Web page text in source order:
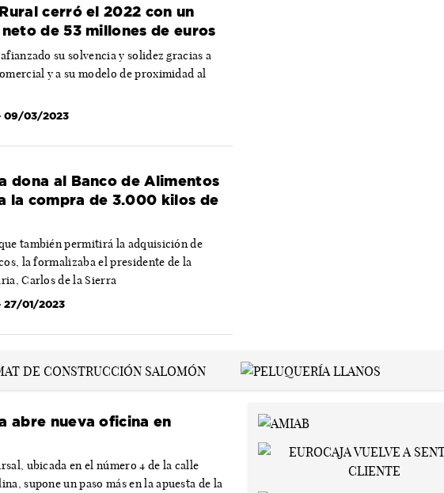
cerró el 2022 con un
de 53 millones de euros
su solvencia y solidez gracias a
y a su modelo de proximidad al
09/03/2023
dona al Banco de Alimentos
la compra de 3.000 kilos de
también permitirá la adquisición de
la formalizaba el presidente de la
Carlos de la Sierra
27/01/2023
abre nueva oficina en
ubicada en el número 4 de la calle
supone un paso más en la apuesta de la